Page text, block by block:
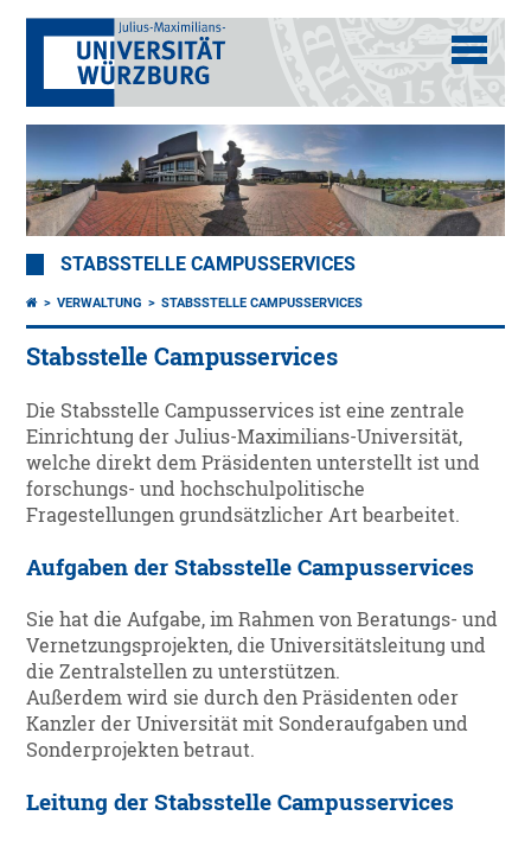
STABSSTELLE CAMPUSSERVICES
VERWALTUNG STABSSTELLE CAMPUSSERVICES
Stabsstelle Campusservices
Die Stabsstelle Campusservices ist eine zentrale
Einrichtung der Julius-Maximilians-Universität,
welche direkt dem Präsidenten unterstellt ist und
forschungs- und hochschulpolitische
Fragestellungen grundsätzlicher Art bearbeitet.
Aufgaben der Stabsstelle Campusservices
Sie hat die Aufgabe, im Rahmen von Beratungs- und
Vernetzungsprojekten, die Universitätsleitung und
die Zentralstellen zu unterstützen.
Außerdem wird sie durch den Präsidenten oder
Kanzler der Universität mit Sonderaufgaben und
Sonderprojekten betraut.
Leitung der Stabsstelle Campusservices